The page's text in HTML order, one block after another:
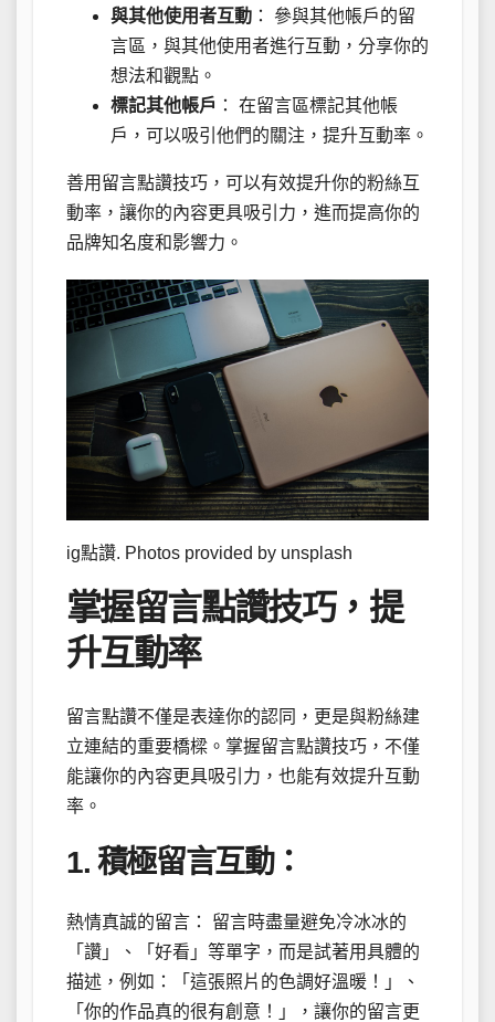
與其他使用者互動 ： 參與其他帳戶的留
言區，與其他使用者進行互動，分享你的
想法和觀點。
標記其他帳戶 ： 在留言區標記其他帳
戶，可以吸引他們的關注，提升互動率。
善用留言點讚技巧，可以有效提升你的粉絲互
動率，讓你的內容更具吸引力，進而提高你的
品牌知名度和影響力。
ig點讚. Photos provided by unsplash
掌握留言點讚技巧，提
升互動率
留言點讚不僅是表達你的認同，更是與粉絲建
立連結的重要橋樑。掌握留言點讚技巧，不僅
能讓你的內容更具吸引力，也能有效提升互動
率。
1. 積極留言互動：
熱情真誠的留言： 留言時盡量避免冷冰冰的
「讚」、「好看」等單字，而是試著用具體的
描述，例如：「這張照片的色調好溫暖！」、
「你的作品真的很有創意！」，讓你的留言更